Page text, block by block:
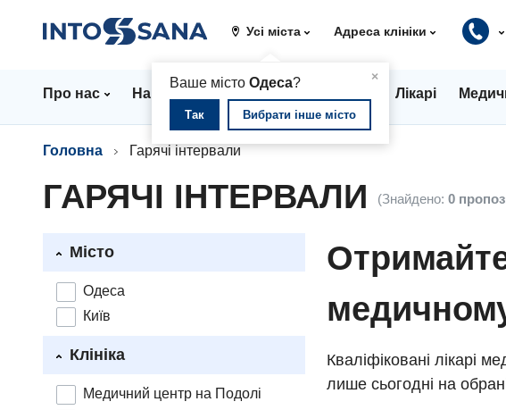
Усі міста
×
Ваше місто Одеса?
Так Вибрати інше місто
Адреса клініки
Про нас Напрямки Стаціонар Лікарі
Головна Гарячі інтервали
ГАРЯЧІ ІНТЕРВАЛИ (Знайдено: 0
Місто
Одеса
Київ
Клініка
Медичний центр на Подолі
Кваліфіковані лікарі
лише сьогодні на